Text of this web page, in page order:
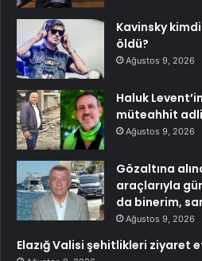
Kavinsky
öldü?
Ağustos 9, 2026
Haluk
müteahhit
Ağustos 9, 2026
Gözaltına
araçlarıyla
da binerim,
Ağustos 9, 2026
Elazığ Valisi şehitlikleri ziyaret